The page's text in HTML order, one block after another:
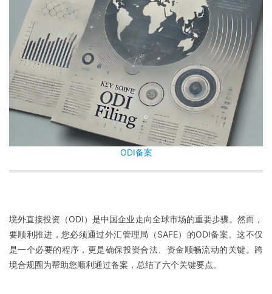
ODI备案
境外直接投资（ODI）是中国企业走向全球市场的重要步骤。然而，
要顺利推进，您必须通过外汇管理局（SAFE）的ODI备案。这不仅
是一个必要的程序，更是确保投资合法、资金顺畅流动的关键。跨
境合规圈为帮助您顺利通过备案，总结了六个关键要点。